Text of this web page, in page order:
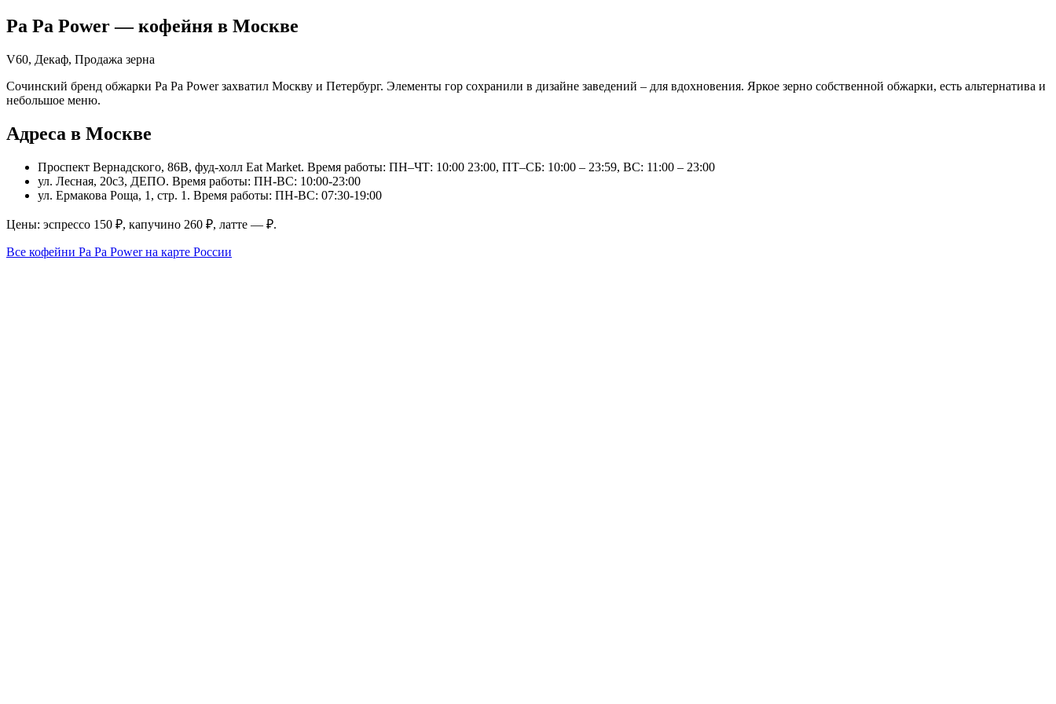
Pa Pa Power— кофейня в Москве
V60, Декаф, Продажа зерна
Сочинский бренд обжарки Pa Pa Power захватил Москву и Петербург. Элементы гор сохранили в дизайне заведений – для вдохновения. Яркое зерно собственной обжарки, есть альтернатива и
небольшое меню.
Адреса в Москве
Проспект Вернадского, 86В, фуд-холл Eat Market. Время работы: ПН–ЧТ: 10:00 23:00, ПТ–СБ: 10:00 – 23:59, ВС: 11:00 – 23:00
ул. Лесная, 20с3, ДЕПО. Время работы: ПН-ВС: 10:00-23:00
ул. Ермакова Роща, 1, стр. 1 . Время работы: ПН-ВС: 07:30-19:00
Цены: эспрессо 150 ₽, капучино 260 ₽, латте — ₽.
Все кофейни Pa Pa Powerна карте России